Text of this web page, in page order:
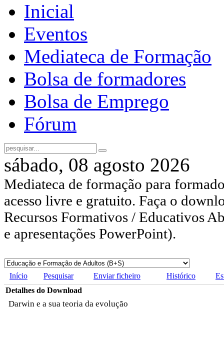
Inicial
Eventos
Mediateca de Formação
Bolsa de formadores
Bolsa de Emprego
Fórum
sábado, 08 agosto 2026
Mediateca de formação para
acesso livre e gratuito. Faça o
Recursos Formativos / Educativos
e apresentações PowerPoint).
Início Pesquisar Enviar ficheiro Histórico
Detalhes do Download
Darwin e a sua teoria da evolução